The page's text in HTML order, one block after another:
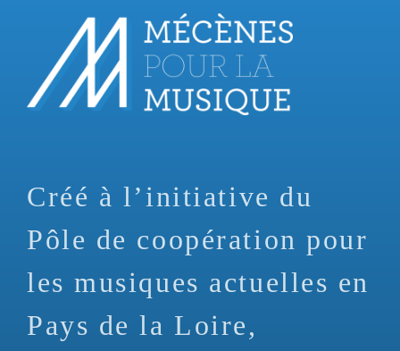
principal
Créé à l’initiative du
Pôle de coopération pour
les musiques actuelles en
Pays de la Loire,